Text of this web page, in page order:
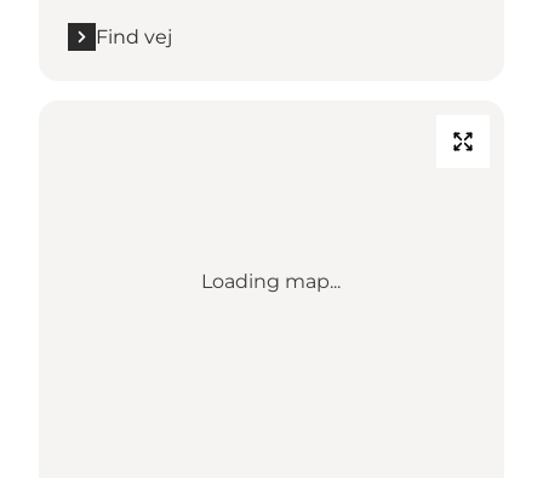
Find vej
Loading map...